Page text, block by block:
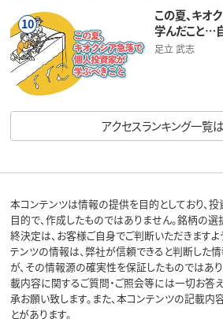
10
この夏、キオ
学んだこと…
足立 武志
アクセスランキング一覧
本コンテンツは情報の提供を目的としており、
目的で、作成したものではありません。銘柄の
終決定は、お客様ご自身でご判断いただきますよ
テンツの情報は、弊社が信頼できると判断した
が、その情報源の確実性を保証したものではあ
載内容に関するご質問・ご照会等には一切お答
承お願い致します。また、本コンテンツの記載内
とがあります。